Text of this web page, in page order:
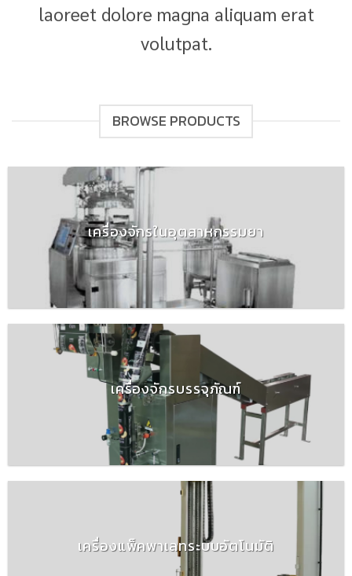
laoreet dolore magna aliquam erat
volutpat.
BROWSE PRODUCTS
เครื่องจักรในอุตสาหกรรมยา
เครื่องจักรบรรจุภัณฑ์
เครื่องแพ็คพาเลทระบบอัตโนมัติ